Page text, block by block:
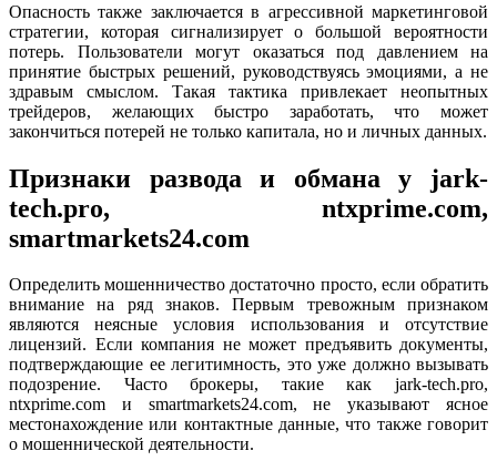
Опасность также заключается в агрессивной маркетинговой
стратегии, которая сигнализирует о большой вероятности
потерь. Пользователи могут оказаться под давлением на
принятие быстрых решений, руководствуясь эмоциями, а не
здравым смыслом. Такая тактика привлекает неопытных
трейдеров, желающих быстро заработать, что может
закончиться потерей не только капитала, но и личных данных.
Признаки развода и обмана у jark-
tech.pro, ntxprime.com,
smartmarkets24.com
Определить мошенничество достаточно просто, если обратить
внимание на ряд знаков. Первым тревожным признаком
являются неясные условия использования и отсутствие
лицензий. Если компания не может предъявить документы,
подтверждающие ее легитимность, это уже должно вызывать
подозрение. Часто брокеры, такие как jark-tech.pro,
ntxprime.com и smartmarkets24.com, не указывают ясное
местонахождение или контактные данные, что также говорит
о мошеннической деятельности.